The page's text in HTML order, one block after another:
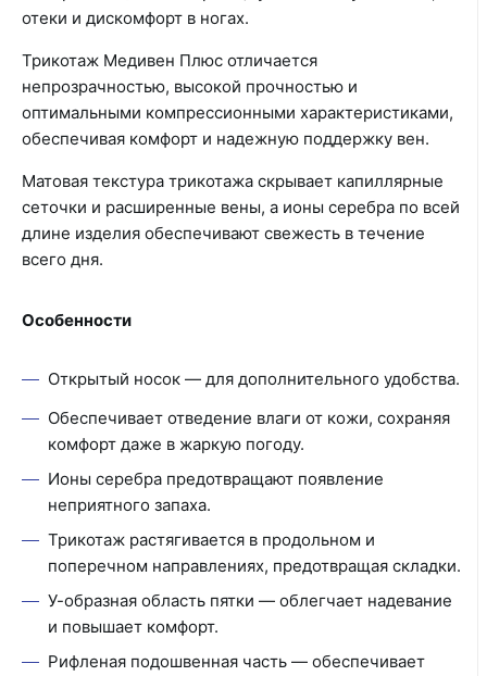
отеки и дискомфорт в ногах.
Трикотаж Медивен Плюс отличается
непрозрачностью, высокой прочностью и
оптимальными компрессионными характеристиками,
обеспечивая комфорт и надежную поддержку вен.
Матовая текстура трикотажа скрывает капиллярные
сеточки и расширенные вены, а ионы серебра по всей
длине изделия обеспечивают свежесть в течение
всего дня.
Особенности
Открытый носок — для дополнительного удобства.
Обеспечивает отведение влаги от кожи, сохраняя
комфорт даже в жаркую погоду.
Ионы серебра предотвращают появление
неприятного запаха.
Трикотаж растягивается в продольном и
поперечном направлениях, предотвращая складки.
У-образная область пятки — облегчает надевание
и повышает комфорт.
Рифленая подошвенная часть — обеспечивает